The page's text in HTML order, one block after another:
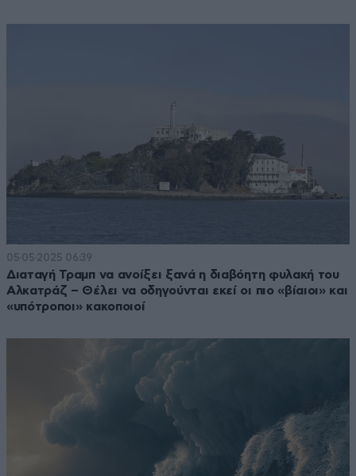
05·05·2025 06:39
Διαταγή Τραμπ να ανοίξει ξανά η διαβόητη φυλακή του
Αλκατράζ – Θέλει να οδηγούνται εκεί οι πιο «βίαιοι» και
«υπότροποι» κακοποιοί